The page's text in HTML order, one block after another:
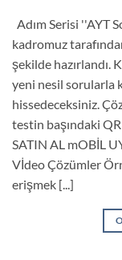
Adım Serisi ''AYT
kadromuz
şekilde hazırlandı.
yeni nesil sorularla
hissedeceksiniz.
testin başındaki
SATIN AL mOBİL
Vİdeo Çözümler
erişmek [...]